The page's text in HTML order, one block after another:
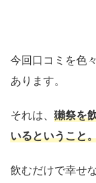
今回口コミを色
あります。
それは、 獺祭を
いるということ
飲むだけで幸せ